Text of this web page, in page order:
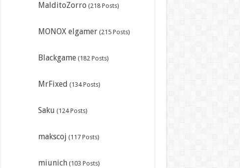
MalditoZorro (218 Posts)
MONOX elgamer (215 Posts)
Blackgame (182 Posts)
MrFixed (134 Posts)
Saku (124 Posts)
makscoj (117 Posts)
miunich (103 Posts)